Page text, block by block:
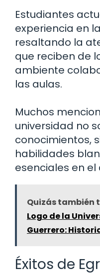
Estudiantes
experiencia en
resaltando la
que reciben de
ambiente
las aulas.
Muchos
universidad no
conocimientos,
habilidades
esenciales en
Quizás también
Logo de la
Guerrero:
Éxitos de